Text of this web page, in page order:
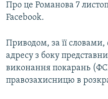
Про це Романова 7
Facebook.
Приводом, за її словами,
адресу з боку
виконання покарань
правозахисницю в